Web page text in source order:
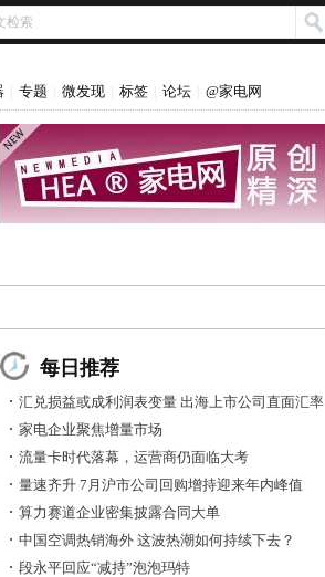
专题 微发现 标签 论坛 @家电网
每日推荐
汇兑损益或成利润表变量 出海上市公司直面汇率
风控大考
家电企业聚焦增量市场
流量卡时代落幕，运营商仍面临大考
量速齐升 7月沪市公司回购增持迎来年内峰值
算力赛道企业密集披露合同大单
中国空调热销海外 这波热潮如何持续下去？
段永平回应“减持”泡泡玛特